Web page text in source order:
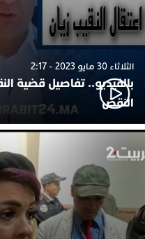
الثلاثاء 30 مايو 2023 - 2:17
بالفيديو.. تفاصيل قضية
النقض